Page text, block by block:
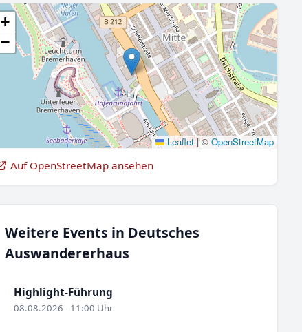
+
−
Leaflet |© OpenStreetMap
Auf OpenStreetMap ansehen
Weitere Events in Deutsches
Auswandererhaus
Highlight-Führung
08.08.2026 - 11:00 Uhr